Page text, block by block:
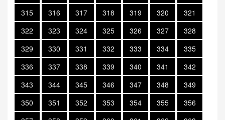
315
316 317 318 319 320
321
322
323 324 325 326 327
328
329
330 331 332 333 334
335
336
337 338 339 340 341
342
343
344 345 346 347 348
349
350
351 352 353 354 355
356